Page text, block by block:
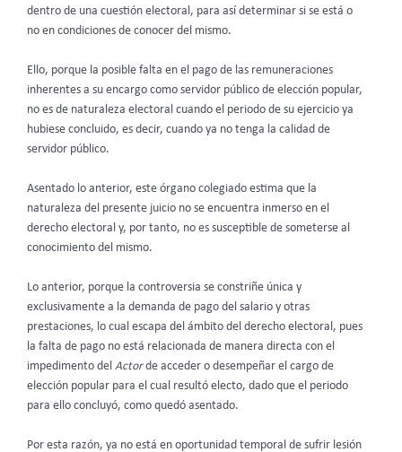
dentro de una cuestión electoral, para así determinar si se está o
no en condiciones de conocer del mismo.
Ello, porque la posible falta en el pago de las remuneraciones
inherentes a su encargo como servidor público de elección popular,
no es de naturaleza electoral cuando el periodo de su ejercicio ya
hubiese concluido, es decir, cuando ya no tenga la calidad de
servidor público.
Asentado lo anterior, este órgano colegiado estima que la
naturaleza del presente juicio no se encuentra inmerso en el
derecho electoral y, por tanto, no es susceptible de someterse al
conocimiento del mismo.
Lo anterior, porque la controversia se constriñe única y
exclusivamente a la demanda de pago del salario y otras
prestaciones, lo cual escapa del ámbito del derecho electoral, pues
la falta de pago no está relacionada de manera directa con el
impedimento del Actorde acceder o desempeñar el cargo de
elección popular para el cual resultó electo, dado que el periodo
para ello concluyó, como quedó asentado.
Por esta razón, ya no está en oportunidad temporal de sufrir lesión